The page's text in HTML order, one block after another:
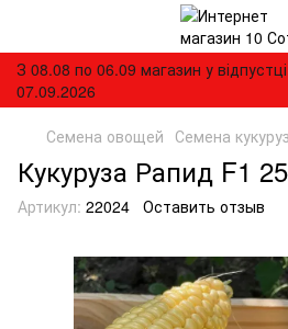
З 08.08 по 06.09 магазин у
07.09.2026
Семена овощей Семена
Кукуруза Рапид F1
Артикул: 22024 Оставить отзыв